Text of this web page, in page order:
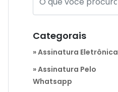
Categorais
Assinatura Eletrônica
Assinatura Pelo
Whatsapp